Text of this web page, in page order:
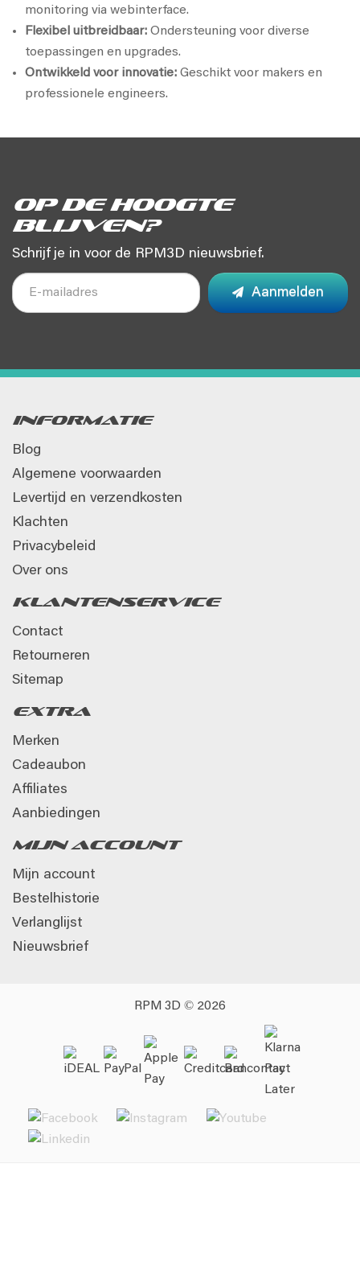
monitoring via webinterface.
Flexibel uitbreidbaar: Ondersteuning voor diverse
toepassingen en upgrades.
Ontwikkeld voor innovatie: Geschikt voor makers en
professionele engineers.
Op de hoogte
blijven?
Schrijf je in voor de RPM3D nieuwsbrief.
Aanmelden
Informatie
Blog
Algemene voorwaarden
Levertijd en verzendkosten
Klachten
Privacybeleid
Over ons
Klantenservice
Contact
Retourneren
Sitemap
Extra
Merken
Cadeaubon
Affiliates
Aanbiedingen
Mijn account
Mijn account
Bestelhistorie
Verlanglijst
Nieuwsbrief
RPM 3D © 2026